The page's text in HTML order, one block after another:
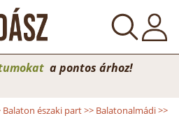
a pontos árhoz!
Balaton északi part>> Balatonalmádi>>